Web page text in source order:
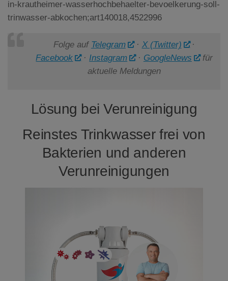
in-krautheimer-wasserhochbehaelter-bevoelkerung-soll-
trinwasser-abkochen;art140018,4522996
Folge auf Telegram · X (Twitter)
·
Facebook
·Instagram · GoogleNews
für
aktuelle Meldungen
Lösung bei Verunreinigung
Reinstes Trinkwasser frei von
Bakterien und anderen
Verunreinigungen